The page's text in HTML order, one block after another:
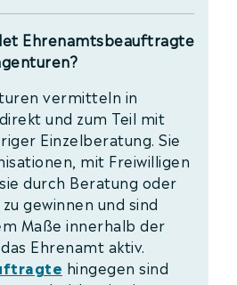
Ehrenamtsbeauftragte
vermitteln in
und zum Teil mit
Einzelberatung. Sie
mit Freiwilligen
durch Beratung oder
gewinnen und sind
Maße innerhalb der
Ehrenamt aktiv.
hingegen sind